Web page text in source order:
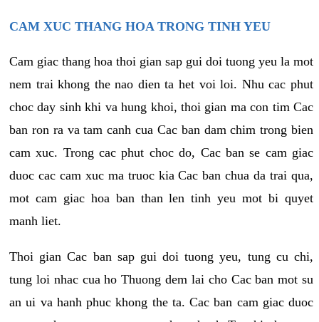
CAM XUC THANG HOA TRONG TINH YEU
Cam giac thang hoa thoi gian sap gui doi tuong yeu la mot
nem trai khong the nao dien ta het voi loi. Nhu cac phut
choc day sinh khi va hung khoi, thoi gian ma con tim Cac
ban ron ra va tam canh cua Cac ban dam chim trong bien
cam xuc. Trong cac phut choc do, Cac ban se cam giac
duoc cac cam xuc ma truoc kia Cac ban chua da trai qua,
mot cam giac hoa ban than len tinh yeu mot bi quyet
manh liet.
Thoi gian Cac ban sap gui doi tuong yeu, tung cu chi,
tung loi nhac cua ho Thuong dem lai cho Cac ban mot su
an ui va hanh phuc khong the ta. Cac ban cam giac duoc